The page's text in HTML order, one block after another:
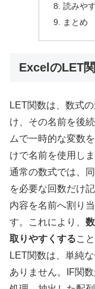
読みや
まとめ
ExcelのLET
LET関数は、数式
け、その名前を後
ムで一時的な変数
けで名前を使用しま
通常の数式では、
を必要な回数だけ
内容を名前へ割り
す。これにより、
取りやすくするこ
LET関数は、単純
ありません。IF関